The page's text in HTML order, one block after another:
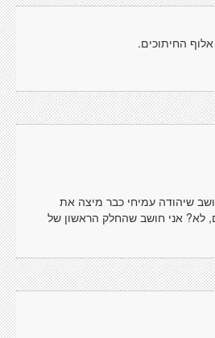
החיתוכים.
שיהודה עמיחי כבר מיצה את
לא? אני חושב שהחלק הראשון של